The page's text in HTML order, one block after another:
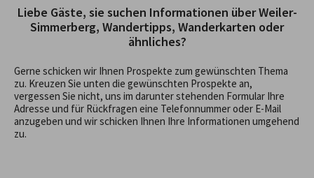
Gewerbe & Standort
Gäste & Freizeit
Liebe Gäste, sie suchen Informationen über Weiler-
Simmerberg, Wandertipps, Wanderkarten oder
ähnliches?
Gerne schicken wir Ihnen Prospekte zum gewünschten Thema
zu. Kreuzen Sie unten die gewünschten Prospekte an,
vergessen Sie nicht, uns im darunter stehenden Formular Ihre
Adresse und für Rückfragen eine Telefonnummer oder E-Mail
anzugeben und wir schicken Ihnen Ihre Informationen umgehend
zu.